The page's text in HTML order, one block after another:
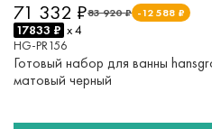
83 920 ₽ -12 588 ₽
71 332 ₽
17833 ₽ x 4
HG-PR156
Готовый набор для ванны
матовый черный